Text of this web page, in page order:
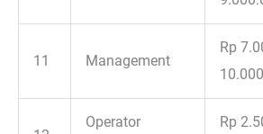
11 Management
Rp
Operator
Rp